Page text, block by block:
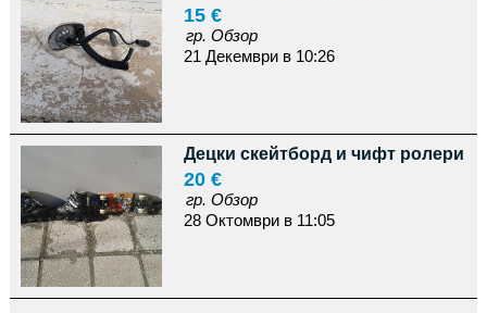
15 €
гр. Обзор
21 Декември в 10:26
Децки скейтборд и чифт ролери
20 €
гр. Обзор
28 Октомври в 11:05